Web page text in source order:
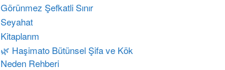
Görünmez Şefkatli Sınır
Seyahat
Kitaplarım
🌿 Haşimato Bütünsel Şifa ve Kök
Neden Rehberi